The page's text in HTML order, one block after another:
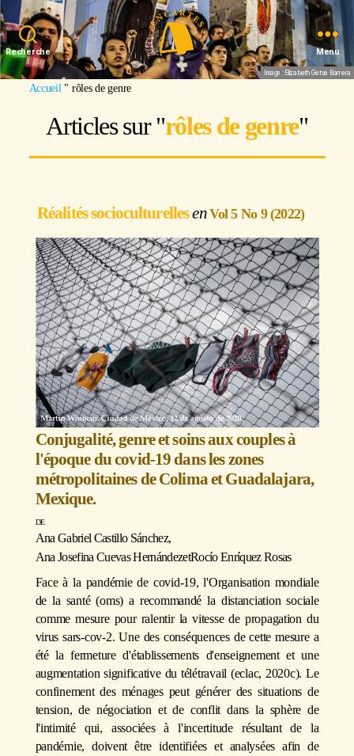
Recherche Menu
Image : Elizabeth Getse Barrera
Accueil " rôles de genre
Articles sur "rôles de genre"
Réalités socioculturelles Vol 5 No 9 (2022)
Conjugalité, genre et soins aux couples à
l'époque du covid-19 dans les zones
métropolitaines de Colima et Guadalajara,
Mexique.
Ana Gabriel Castillo Sánchez,
Ana Josefina Cuevas HernándezetRocío Enríquez Rosas
Face à la pandémie de covid-19, l'Organisation mondiale
de la santé (oms) a recommandé la distanciation sociale
comme mesure pour ralentir la vitesse de propagation du
virus sars-cov-2. Une des conséquences de cette mesure a
été la fermeture d'établissements d'enseignement et une
augmentation significative du télétravail (eclac, 2020c). Le
confinement des ménages peut générer des situations de
tension, de négociation et de conflit dans la sphère de
l'intimité qui, associées à l'incertitude résultant de la
pandémie, doivent être identifiées et analysées afin de